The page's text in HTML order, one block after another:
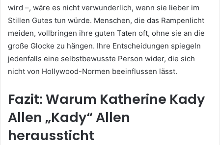
wird –, wäre es nicht verwunderlich, wenn sie lieber im
Stillen Gutes tun würde. Menschen, die das Rampenlicht
meiden, vollbringen ihre guten Taten oft, ohne sie an die
große Glocke zu hängen. Ihre Entscheidungen spiegeln
jedenfalls eine selbstbewusste Person wider, die sich
nicht von Hollywood-Normen beeinflussen lässt.
Fazit: Warum Katherine Kady
Allen „Kady“ Allen
heraussticht